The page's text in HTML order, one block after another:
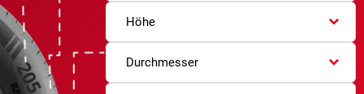
Höhe
Durchmesser